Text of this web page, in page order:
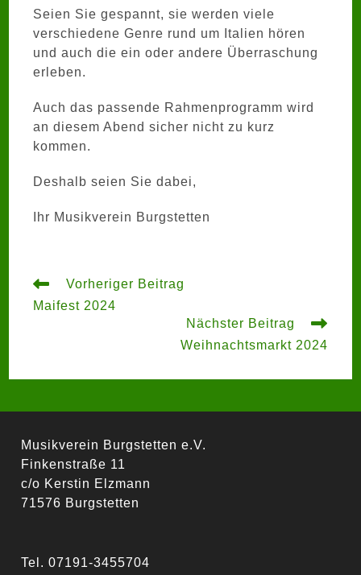
Seien Sie gespannt, sie werden viele
verschiedene Genre rund um Italien hören
und auch die ein oder andere Überraschung
erleben.
Auch das passende Rahmenprogramm wird
an diesem Abend sicher nicht zu kurz
kommen.
Deshalb seien Sie dabei,
Ihr Musikverein Burgstetten
Weitere
Artikel
ansehen
Vorheriger Beitrag
Maifest 2024
Nächster Beitrag
Weihnachtsmarkt 2024
Musikverein Burgstetten e.V.
Finkenstraße 11
c/o Kerstin Elzmann
71576 Burgstetten
Tel. 07191-3455704